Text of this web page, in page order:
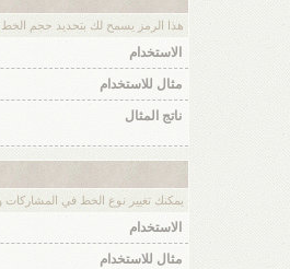
هذا الرمز يسمح لك بتحديد حجم
الاستخدام
مثال للاستخدام
ناتج المثال
يمكنك تغيير نوع الخط في المشاركات
الاستخدام
مثال للاستخدام